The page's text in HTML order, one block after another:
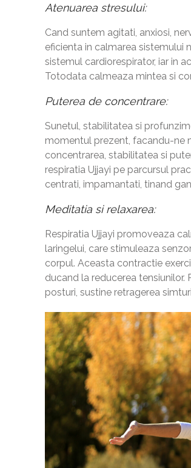
Atenuarea stresului:
Cand suntem agitati, anxiosi,
eficienta in calmarea sistemului
sistemul cardiorespirator, iar in
Totodata calmeaza mintea si
Puterea de concentrare:
Sunetul, stabilitatea si
momentul prezent, facandu-ne
concentrarea, stabilitatea si
respiratia Ujjayi pe parcursul
centrati, impamantati, tinand
Meditatia si relaxarea:
Respiratia Ujjayi promoveaza
laringelui, care stimuleaza
corpul. Aceasta contractie
ducand la reducerea tensiunilor.
posturi, sustine retragerea